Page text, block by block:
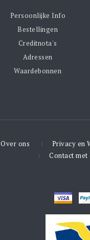
Persoonlijke Info
Bestellingen
Creditnota's
Adressen
Waardebonnen
Over ons Privacy en
Contact met